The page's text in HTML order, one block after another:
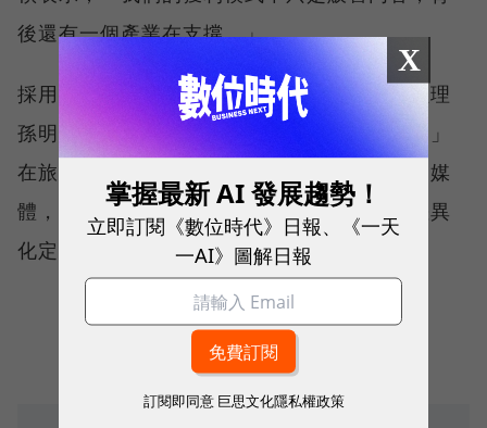
後還有一個產業在支撐。」
採用這樣的方式，雄獅總經理雄獅旅行社總經理
孫明台坦言，「就是要讓別人沒有辦法複製。」
在旅遊產品日趨雷同的情況下，雄獅跨入自製媒
體，轉型為泛生活產業，不僅為自己找到了差異
化定位，也奠定了下一個十年的發展基石。
X
掌握最新 AI 發展趨勢！
立即訂閱《數位時代》日報、《一天
一AI》圖解日報
訂閱即同意 巨思文化隱私權政策